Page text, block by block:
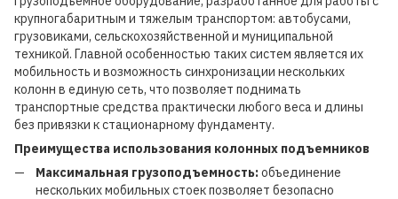
крупногабаритным и тяжелым транспортом: автобусами,
грузовиками, сельскохозяйственной и муниципальной
техникой. Главной особенностью таких систем является их
мобильность и возможность синхронизации нескольких
колонн в единую сеть, что позволяет поднимать
транспортные средства практически любого веса и длины
без привязки к стационарному фундаменту.
Преимущества использования колонных подъемников
Максимальная грузоподъемность:объединение
нескольких мобильных стоек позволяет безопасно